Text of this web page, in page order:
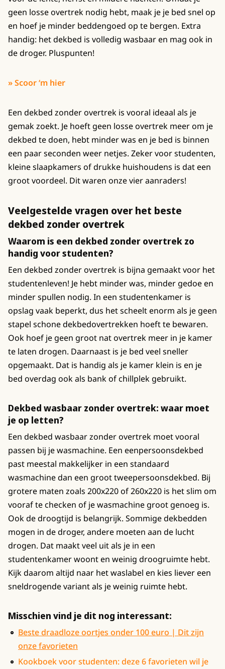
geen losse overtrek nodig hebt, maak je je bed snel op
en hoef je minder beddengoed op te bergen. Extra
handig: het dekbed is volledig wasbaar en mag ook in
de droger. Pluspunten!
» Scoor ‘m hier
Een dekbed zonder overtrek is vooral ideaal als je
gemak zoekt. Je hoeft geen losse overtrek meer om je
dekbed te doen, hebt minder was en je bed is binnen
een paar seconden weer netjes. Zeker voor studenten,
kleine slaapkamers of drukke huishoudens is dat een
groot voordeel. Dit waren onze vier aanraders!
Veelgestelde vragen over het beste
dekbed zonder overtrek
Waarom is een dekbed zonder overtrek zo
handig voor studenten?
Een dekbed zonder overtrek is bijna gemaakt voor het
studentenleven! Je hebt minder was, minder gedoe en
minder spullen nodig. In een studentenkamer is
opslag vaak beperkt, dus het scheelt enorm als je geen
stapel schone dekbedovertrekken hoeft te bewaren.
Ook hoef je geen groot nat overtrek meer in je kamer
te laten drogen. Daarnaast is je bed veel sneller
opgemaakt. Dat is handig als je kamer klein is en je
bed overdag ook als bank of chillplek gebruikt.
Dekbed wasbaar zonder overtrek: waar moet
je op letten?
Een dekbed wasbaar zonder overtrek moet vooral
passen bij je wasmachine. Een eenpersoonsdekbed
past meestal makkelijker in een standaard
wasmachine dan een groot tweepersoonsdekbed. Bij
grotere maten zoals 200x220 of 260x220 is het slim om
vooraf te checken of je wasmachine groot genoeg is.
Ook de droogtijd is belangrijk. Sommige dekbedden
mogen in de droger, andere moeten aan de lucht
drogen. Dat maakt veel uit als je in een
studentenkamer woont en weinig droogruimte hebt.
Kijk daarom altijd naar het waslabel en kies liever een
sneldrogende variant als je weinig ruimte hebt.
Misschien vind je dit nog interessant:
Beste draadloze oortjes onder 100 euro | Dit zijn
onze favorieten
Kookboek voor studenten: deze 6 favorieten wil je